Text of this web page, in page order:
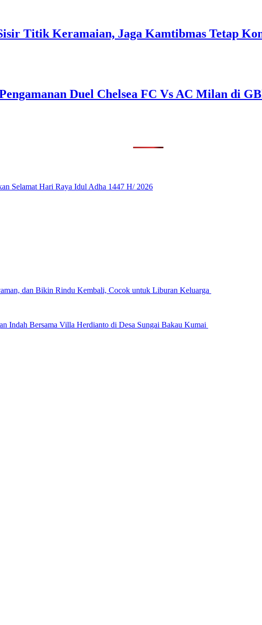
Titik Keramaian, Jaga Kamtibmas Tetap
Duel Chelsea FC Vs AC Milan di
Selamat Hari Raya Idul Adha 1447 H/ 2026
dan Bikin Rindu Kembali, Cocok untuk Liburan Keluarga
Indah Bersama Villa Herdianto di Desa Sungai Bakau Kumai